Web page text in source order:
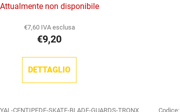
Attualmente non disponibile
€7,60 IVA esclusa
€9,20
DETTAGLIO
CENTIPEDE-SKATE-BLADE-GUARDS-TRONX Codice: